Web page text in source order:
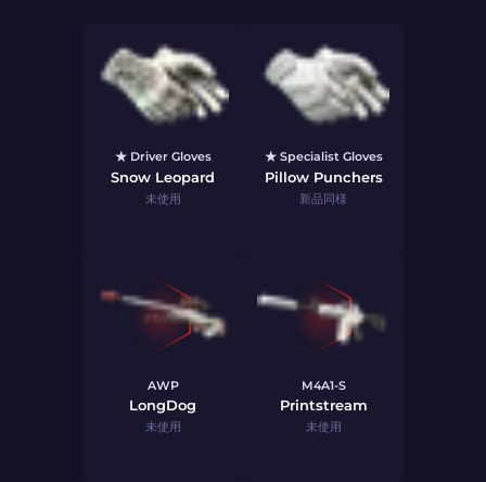
★ Driver Gloves
Snow Leopard
未使用
★ Specialist Gloves
Pillow Punchers
新品同様
AWP
LongDog
未使用
M4A1-S
Printstream
未使用